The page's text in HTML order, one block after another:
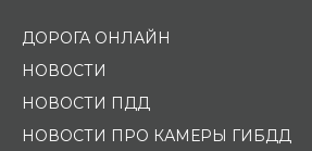
ДОРОГА ОНЛАЙН
НОВОСТИ
НОВОСТИ ПДД
НОВОСТИ ПРО КАМЕРЫ ГИБДД